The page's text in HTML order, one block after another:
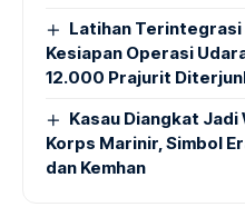
Latihan Terintegrasi
Kesiapan Operasi
12.000 Prajurit
Kasau Diangkat
Korps Marinir, Simbol
dan Kemhan